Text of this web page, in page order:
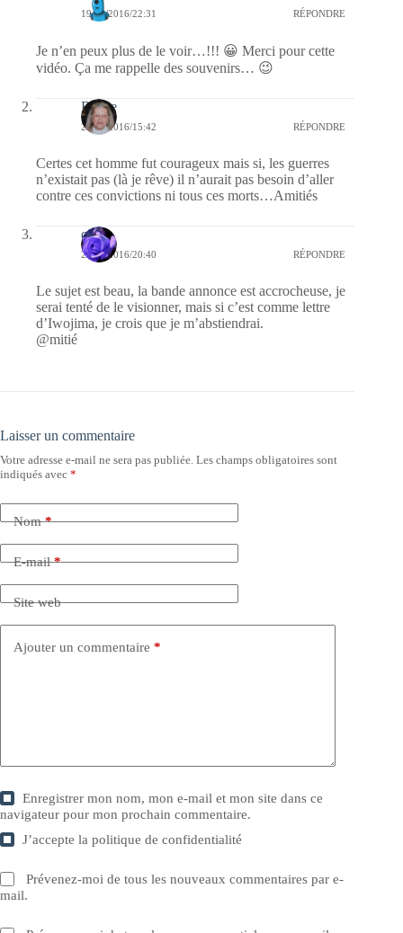
19/11/2016/22:31 RÉPONDRE
Je n’en peux plus de le voir…!!! 😀 Merci pour cette
vidéo. Ça me rappelle des souvenirs… 😉
Renee
28/10/2016/15:42 RÉPONDRE
Certes cet homme fut courageux mais si, les guerres
n’existait pas (là je rêve) il n’aurait pas besoin d’aller
contre ces convictions ni tous ces morts…Amitiés
covix
27/10/2016/20:40 RÉPONDRE
Le sujet est beau, la bande annonce est accrocheuse, je
serai tenté de le visionner, mais si c’est comme lettre
d’Iwojima, je crois que je m’abstiendrai.
@mitié
Laisser un commentaire
Votre adresse e-mail ne sera pas publiée. Les champs obligatoires sont
indiqués avec *
Nom*
E-mail*
Site web
Ajouter un commentaire *
Enregistrer mon nom, mon e-mail et mon site dans ce
navigateur pour mon prochain commentaire.
J’accepte lapolitique de confidentialité
Prévenez-moi de tous les nouveaux commentaires par e-
mail.